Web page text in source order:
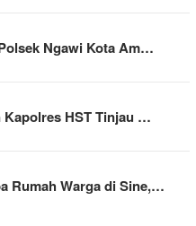
Ngawi Kota Am…
Kapolres HST Tinjau …
Rumah Warga di Sine,…